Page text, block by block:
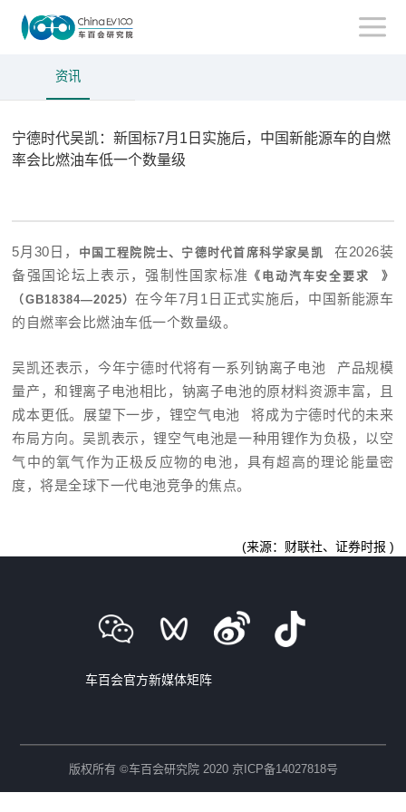
资讯
宁德时代吴凯：新国标7月1日实施后，中国新能源车的自燃
率会比燃油车低一个数量级
5月30日， 中国工程院院士、宁德时代首席科学家吴凯
在2026装
备强国论坛上表示，强制性国家标准 《 电动汽车安全要求
》
（GB18384—2025）在今年7月1日正式实施后，中国新能源车
的自燃率会比燃油车低一个数量级。
吴凯还表示，今年宁德时代将有一系列 钠离子电池
产品规模
量产，和锂离子电池相比，钠离子电池的原材料资源丰富，且
成本更低。展望下一步， 锂空气电池
将成为宁德时代的未来
布局方向。吴凯表示，锂空气电池是一种用锂作为负极，以空
气中的氧气作为正极反应物的电池，具有超高的理论能量密
度，将是全球下一代电池竞争的焦点。
(来源：财联社、证券时报 )
车百会官方新媒体矩阵
版权所有 ©车百会研究院 2020 京ICP备14027818号